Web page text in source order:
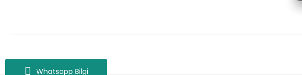
Whatsapp Bilgi